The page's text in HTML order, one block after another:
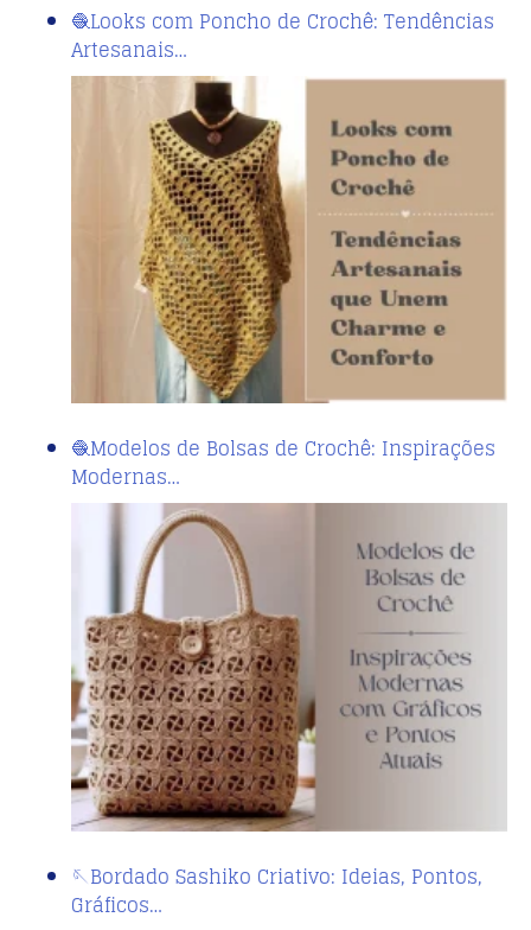
🧶Looks com Poncho de Crochê: Tendências
Artesanais…
🧶Modelos de Bolsas de Crochê: Inspirações
Modernas…
🪡Bordado Sashiko Criativo: Ideias, Pontos,
Gráficos…